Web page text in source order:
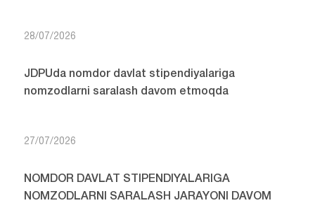
28/07/2026
JDPUda nomdor davlat stipendiyalariga
nomzodlarni saralash davom etmoqda
27/07/2026
NOMDOR DAVLAT STIPENDIYALARIGA
NOMZODLARNI SARALASH JARAYONI DAVOM